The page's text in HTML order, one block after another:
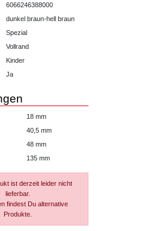
6066246388000
dunkel braun-hell braun
Spezial
Vollrand
Kinder
Ja
18 mm
40,5 mm
48 mm
135 mm
ist derzeit leider nicht
lieferbar.
findest Du alternative
Produkte.